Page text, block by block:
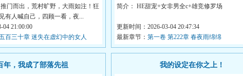
门而出，荒村旷野，大雨如注！狂
有人喊自己，四顾一看，夜...
04 21:00:00
百三十章 迷失在虚幻中的女人
简介： HE甜宠+女非男全c+雄竞修罗场
蔺云琛很早就察觉到，每夜...
更新时间：2026-03-04 20:47:34
最新章节： 第一卷 第222章 春夜雨绵绵
年，我成了部落先祖 我的设定在你之上！